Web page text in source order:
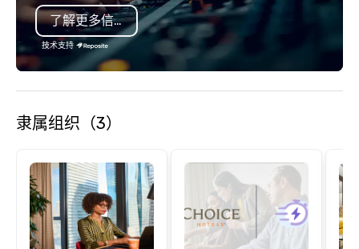
了解更多信息
技术支持
隶属组织（3）